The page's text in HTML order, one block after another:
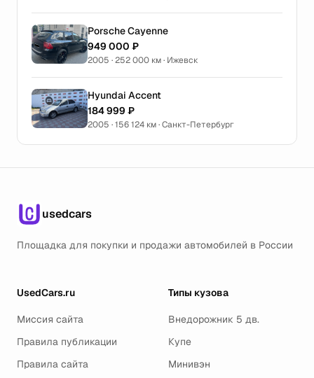
Porsche Cayenne
949 000 ₽
2005 · 252 000 км · Ижевск
Hyundai Accent
184 999 ₽
2005 · 156 124 км · Санкт-Петербург
usedcars
Площадка для покупки и продажи автомобилей в России
UsedCars.ru
Миссия сайта
Правила публикации
Правила сайта
Типы кузова
Внедорожник 5 дв.
Купе
Минивэн